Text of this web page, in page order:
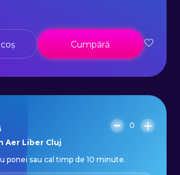
Cumpără
0
Aer Liber Cluj
ponei sau cal timp de 10 minute.